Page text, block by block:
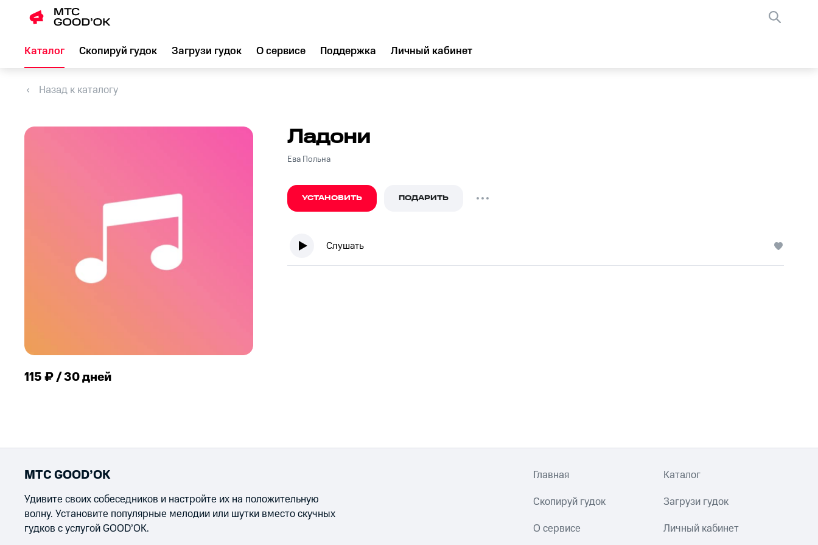
Каталог Скопируй гудок Загрузи гудок О сервисе Поддержка Личный кабинет
Назад к каталогу
115 ₽ / 30 дней
Ладони
Ева Польна
УСТАНОВИТЬ ПОДАРИТЬ
Слушать
МТС GOOD’OK
Удивите своих собеседников и настройте их на положительную
волну. Установите популярные мелодии или шутки вместо скучных
гудков с услугой GOOD’OK.
Главная Каталог
Скопируй гудок Загрузи гудок
О сервисе Личный кабинет